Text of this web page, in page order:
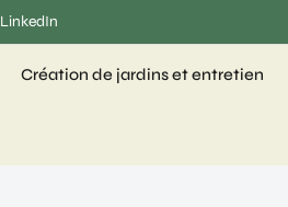
LinkedIn
Création de jardins et entretien